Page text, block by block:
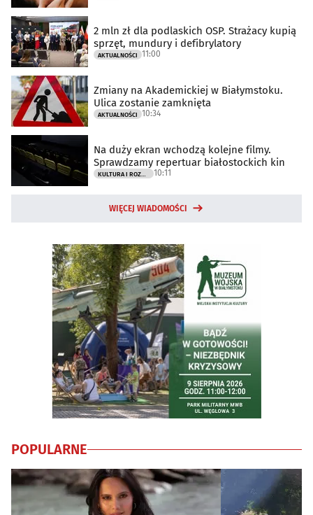
2 mln zł dla podlaskich OSP. Strażacy kupią
sprzęt, mundury i defibrylatory
AKTUALNOŚCI 11:00
Zmiany na Akademickiej w Białymstoku.
Ulica zostanie zamknięta
AKTUALNOŚCI 10:34
Na duży ekran wchodzą kolejne filmy.
Sprawdzamy repertuar białostockich kin
10:11
WIĘCEJ WIADOMOŚCI
POPULARNE